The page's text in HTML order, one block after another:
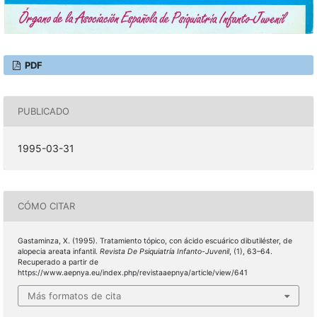
PDF
PUBLICADO
1995-03-31
CÓMO CITAR
Gastaminza, X. (1995). Tratamiento tópico, con ácido escuárico dibutiléster, de
alopecia areata infantil. Revista De Psiquiatría Infanto-Juvenil, (1), 63–64.
Recuperado a partir de
https://www.aepnya.eu/index.php/revistaaepnya/article/view/641
Más formatos de cita